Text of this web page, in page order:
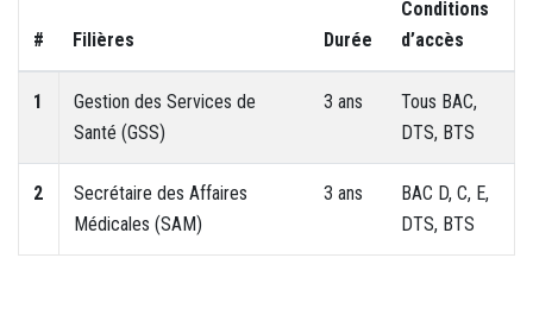
# Filières Durée
Conditions
d’accès
1
Gestion des Services de
Santé (GSS)
3 ans
Tous BAC,
DTS, BTS
2
Secrétaire des Affaires
Médicales (SAM)
3 ans
BAC D, C, E,
DTS, BTS